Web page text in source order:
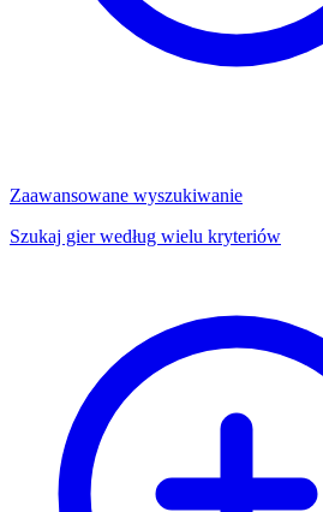
Zaawansowane wyszukiwanie
Szukaj gier według wielu kryteriów